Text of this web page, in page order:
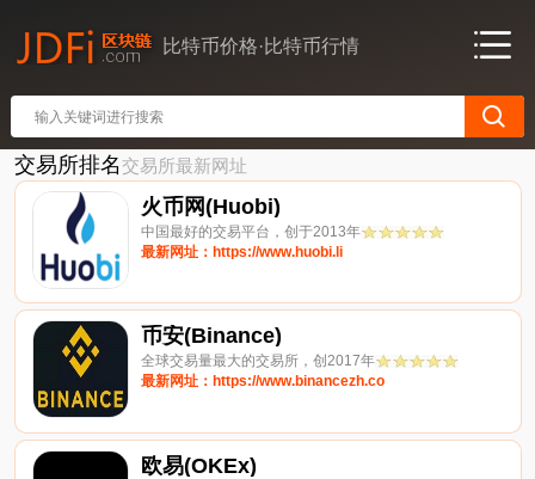
比特币价格·比特币行情
交易所排名交易所最新网址
火币网(Huobi)
中国最好的交易平台，创于2013年
最新网址：https://www.huobi.li
币安(Binance)
全球交易量最大的交易所，创2017年
最新网址：https://www.binancezh.co
欧易(OKEx)